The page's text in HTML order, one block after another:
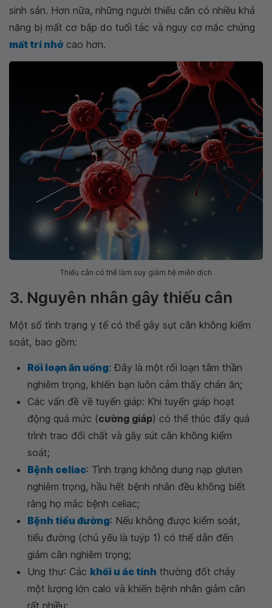
sinh sản. Hơn nữa, những người thiếu cân có nhiều khả
năng bị mất cơ bắp do tuổi tác và nguy cơ mắc chứng
mất trí nhớcao hơn.
Thiếu cân có thể làm suy giảm hệ miễn dịch
3. Nguyên nhân gây thiếu cân
Một số tình trạng y tế có thể gây sụt cân không kiểm
soát, bao gồm:
Rối loạn ăn uống: Đây là một rối loạn tâm thần
nghiêm trọng, khiến bạn luôn cảm thấy chán ăn;
Các vấn đề về tuyến giáp: Khi tuyến giáp hoạt
động quá mức (cường giáp) có thể thúc đẩy quá
trình trao đổi chất và gây sút cân không kiểm
soát;
Bệnh celiac: Tình trạng không dung nạp gluten
nghiêm trọng, hầu hết bệnh nhân đều không biết
rằng họ mắc bệnh celiac;
Bệnh tiểu đường: Nếu không được kiểm soát,
tiểu đường (chủ yếu là tuýp 1) có thể dẫn đến
giảm cân nghiêm trọng;
Ung thư: Các khối u ác tính thường đốt cháy
một lượng lớn calo và khiến bệnh nhân giảm cân
rất nhiều;